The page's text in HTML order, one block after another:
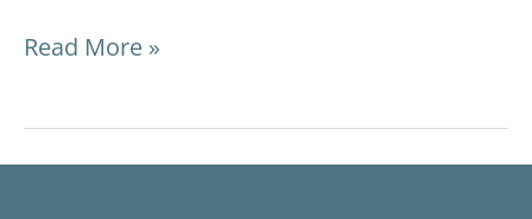
Read More »